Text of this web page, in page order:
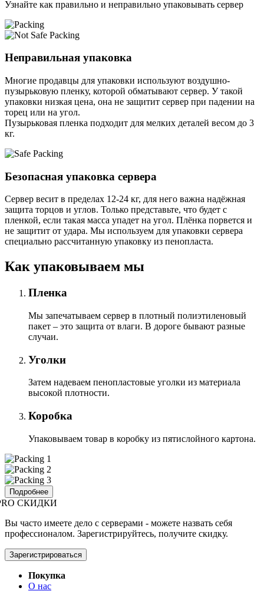
Узнайте как правильно и неправильно упаковывать сервер
Неправильная упаковка
Многие продавцы для упаковки используют воздушно-
пузырьковую пленку, которой обматывают сервер. У такой
упаковки низкая цена, она не защитит сервер при падении на
торец или на угол.
Пузырьковая пленка подходит для мелких деталей весом до 3
кг.
Безопасная упаковка сервера
Сервер весит в пределах 12-24 кг, для него важна надёжная
защита торцов и углов. Только представьте, что будет с
пленкой, если такая масса упадет на угол. Плёнка порвется и
не защитит от удара. Мы используем для упаковки сервера
специально расcчитанную упаковку из пенопласта.
Как упаковываем мы
Пленка
Мы запечатываем сервер в плотный полиэтиленовый
пакет – это защита от влаги. В дороге бывают разные
случаи.
Уголки
Затем надеваем пенопластовые уголки из материала
высокой плотности.
Коробка
Упаковываем товар в коробку из пятислойного картона.
Подробнее
СКИДКИ
Вы часто имеете дело с серверами - можете назвать себя
профессионалом. Зарегистрируйтесь, получите скидку.
Зарегистрироваться
Покупка
О нас